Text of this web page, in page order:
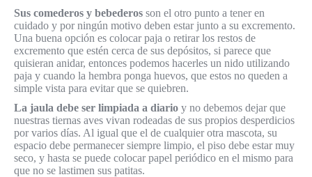
Sus comederos y bebederos son el otro punto a tener en
cuidado y por ningún motivo deben estar junto a su excremento.
Una buena opción es colocar paja o retirar los restos de
excremento que estén cerca de sus depósitos, si parece que
quisieran anidar, entonces podemos hacerles un nido utilizando
paja y cuando la hembra ponga huevos, que estos no queden a
simple vista para evitar que se quiebren.
La jaula debe ser limpiada a diario y no debemos dejar que
nuestras tiernas aves vivan rodeadas de sus propios desperdicios
por varios días. Al igual que el de cualquier otra mascota, su
espacio debe permanecer siempre limpio, el piso debe estar muy
seco, y hasta se puede colocar papel periódico en el mismo para
que no se lastimen sus patitas.